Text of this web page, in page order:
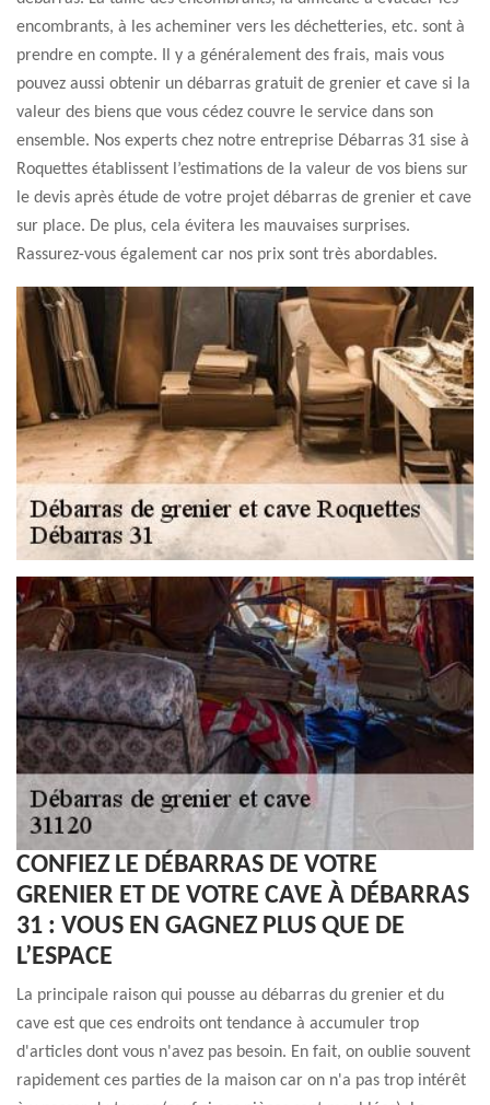
encombrants, à les acheminer vers les déchetteries, etc. sont à
prendre en compte. Il y a généralement des frais, mais vous
pouvez aussi obtenir un débarras gratuit de grenier et cave si la
valeur des biens que vous cédez couvre le service dans son
ensemble. Nos experts chez notre entreprise Débarras 31 sise à
Roquettes établissent l’estimations de la valeur de vos biens sur
le devis après étude de votre projet débarras de grenier et cave
sur place. De plus, cela évitera les mauvaises surprises.
Rassurez-vous également car nos prix sont très abordables.
CONFIEZ LE DÉBARRAS DE VOTRE
GRENIER ET DE VOTRE CAVE À DÉBARRAS
31 : VOUS EN GAGNEZ PLUS QUE DE
L’ESPACE
La principale raison qui pousse au débarras du grenier et du
cave est que ces endroits ont tendance à accumuler trop
d'articles dont vous n'avez pas besoin. En fait, on oublie souvent
rapidement ces parties de la maison car on n'a pas trop intérêt